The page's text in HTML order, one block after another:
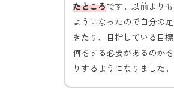
たところです。以前より
ようになったので自分の
きたり、目指している目
何をする必要があるのか
りするようになりました。